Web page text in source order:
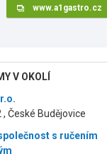
www.a1gastro.cz
V OKOLÍ
, České Budějovice
s ručením